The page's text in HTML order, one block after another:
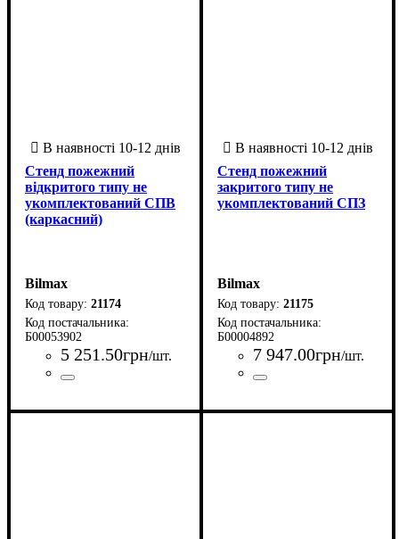
Стенд пожежний
відкритого типу не
укомплектований СПВ
(каркасний)
Bilmax
21174
Б00053902
5 251.50грн/шт.
Стенд пожежний
закритого типу не
укомплектований СПЗ
Bilmax
21175
Б00004892
7 947.00грн/шт.